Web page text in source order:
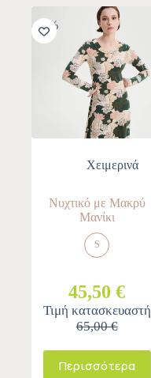
-30%
Χειμερινά
Νυχτικό με Μακρύ
Μανίκι
S
45,50 €
Τιμή κατασκευαστή
65,00 €
Περισσότερα